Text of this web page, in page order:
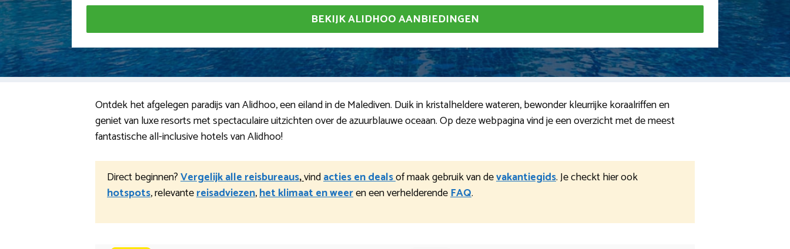
BEKIJK ALIDHOO AANBIEDINGEN
Ontdek het afgelegen paradijs van Alidhoo, een eiland in de Malediven. Duik in kristalheldere wateren, bewonder kleurrijke koraalriffen en
geniet van luxe resorts met spectaculaire uitzichten over de azuurblauwe oceaan. Op deze webpagina vind je een overzicht met de meest
fantastische all-inclusive hotels van Alidhoo!
Direct beginnen?Vergelijk alle reisbureaus,vindacties en dealsof maak gebruik van devakantiegids. Je checkt hier ook
hotspots, relevantereisadviezen,het klimaat en weeren een verhelderendeFAQ.